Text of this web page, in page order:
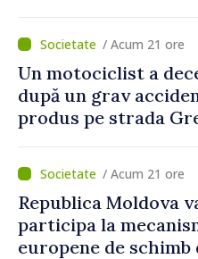
salva vieți”
/ Acum 21 ore
Un motociclist a
după un grav
produs pe strada
/ Acum 21 ore
Republica Moldova
participa la
europene de schimb